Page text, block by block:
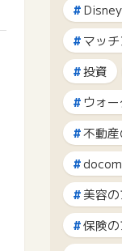
マッ
投資
ウォ
不動
美容
保険